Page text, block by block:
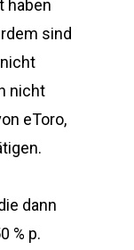
haben
sind
nicht
eToro,
dann
% p.